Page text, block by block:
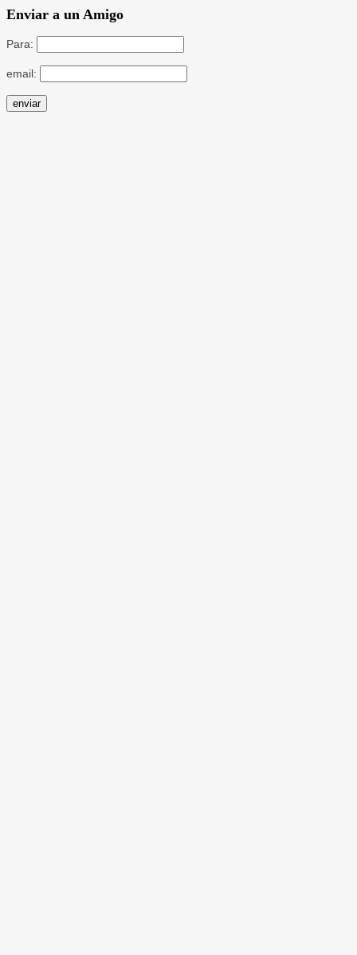
Enviar a un Amigo
Para:
email: